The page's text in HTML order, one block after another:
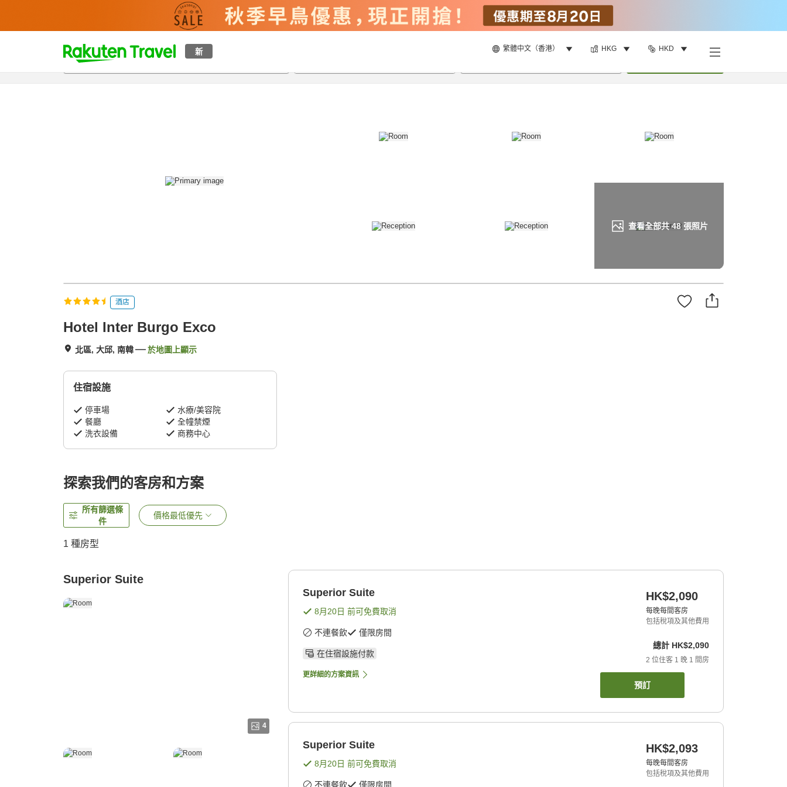
新 繁體中文（香港） HKG HKD
t
p
查看全部共48張照片
概覽房間及住宿方案 評價設施
酒店
Hotel Inter Burgo Exco
北區, 大邱, 南韓 於地圖上顯示
住宿設施
停車場
水療/美容院
餐廳
全幢禁煙
洗衣設備
商務中心
探索我們的客房和方案
所有篩選條
件
價格最低優先
1 種房型
Superior Suite
4
Superior Suite
8月20日 前可免費取消
不連餐飲 僅限房間
在住宿設施付款
更詳細的方案資訊
HK$2,090
每晚每間客房
包括稅項及其他費用
總計 HK$2,090
2 位住客 1 晚 1 間房
預訂
Superior Suite
8月20日 前可免費取消
不連餐飲 僅限房間
HK$2,093
每晚每間客房
包括稅項及其他費用